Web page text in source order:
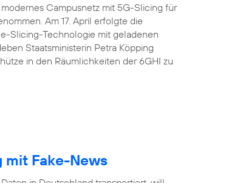
Campusnetz mit 5G-Slicing für
Am 17. April erfolgte die
Slicing-Technologie mit geladenen
Staatsministerin Petra Köpping
in den Räumlichkeiten der 6GHI zu
mit Fake-News